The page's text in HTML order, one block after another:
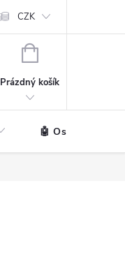
CZK
NÁKUPNÍ
Prázdný košík
🤖 Ostatní